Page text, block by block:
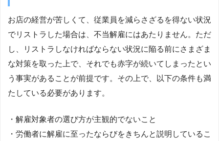
お店の経営が苦しくて、従業員を減らさざるを得ない状況
でリストラした場合は、不当解雇にはあたりません。ただ
し、リストラしなければならない状況に陥る前にさまざま
な対策を取った上で、それでも赤字が続いてしまったとい
う事実があることが前提です。その上で、以下の条件も満
たしている必要があります。
・解雇対象者の選び方が主観的でないこと
・労働者に解雇に至ったならびをきちんと説明しているこ